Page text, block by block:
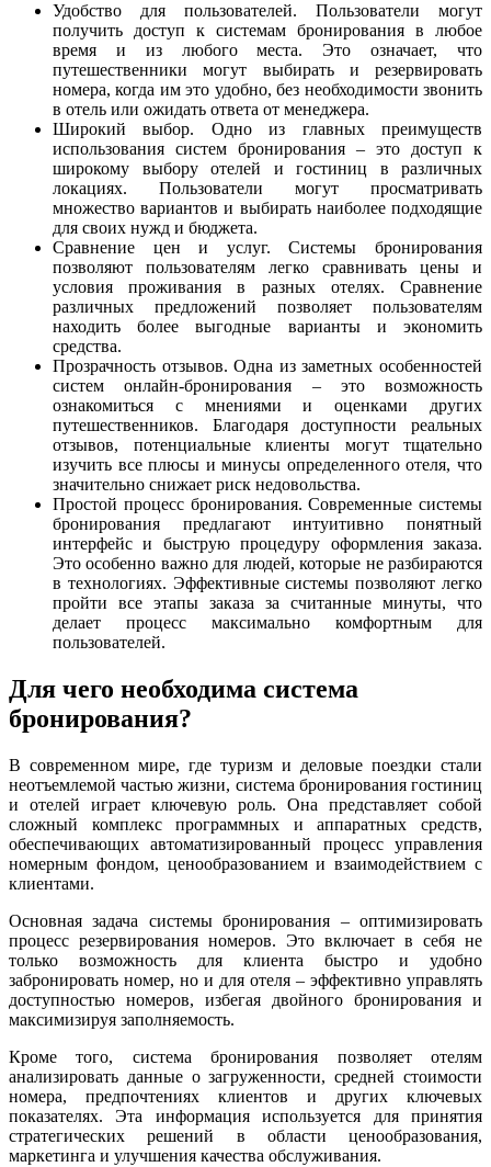
Удобство для пользователей. Пользователи могут
получить доступ к системам бронирования в любое
время и из любого места. Это означает, что
путешественники могут выбирать и резервировать
номера, когда им это удобно, без необходимости звонить
в отель или ожидать ответа от менеджера.
Широкий выбор. Одно из главных преимуществ
использования систем бронирования – это доступ к
широкому выбору отелей и гостиниц в различных
локациях. Пользователи могут просматривать
множество вариантов и выбирать наиболее подходящие
для своих нужд и бюджета.
Сравнение цен и услуг. Системы бронирования
позволяют пользователям легко сравнивать цены и
условия проживания в разных отелях. Сравнение
различных предложений позволяет пользователям
находить более выгодные варианты и экономить
средства.
Прозрачность отзывов. Одна из заметных особенностей
систем онлайн-бронирования – это возможность
ознакомиться с мнениями и оценками других
путешественников. Благодаря доступности реальных
отзывов, потенциальные клиенты могут тщательно
изучить все плюсы и минусы определенного отеля, что
значительно снижает риск недовольства.
Простой процесс бронирования. Современные системы
бронирования предлагают интуитивно понятный
интерфейс и быструю процедуру оформления заказа.
Это особенно важно для людей, которые не разбираются
в технологиях. Эффективные системы позволяют легко
пройти все этапы заказа за считанные минуты, что
делает процесс максимально комфортным для
пользователей.
Для чего необходима система
бронирования?
В современном мире, где туризм и деловые поездки стали
неотъемлемой частью жизни, система бронирования гостиниц
и отелей играет ключевую роль. Она представляет собой
сложный комплекс программных и аппаратных средств,
обеспечивающих автоматизированный процесс управления
номерным фондом, ценообразованием и взаимодействием с
клиентами.
Основная задача системы бронирования – оптимизировать
процесс резервирования номеров. Это включает в себя не
только возможность для клиента быстро и удобно
забронировать номер, но и для отеля – эффективно управлять
доступностью номеров, избегая двойного бронирования и
максимизируя заполняемость.
Кроме того, система бронирования позволяет отелям
анализировать данные о загруженности, средней стоимости
номера, предпочтениях клиентов и других ключевых
показателях. Эта информация используется для принятия
стратегических решений в области ценообразования,
маркетинга и улучшения качества обслуживания.